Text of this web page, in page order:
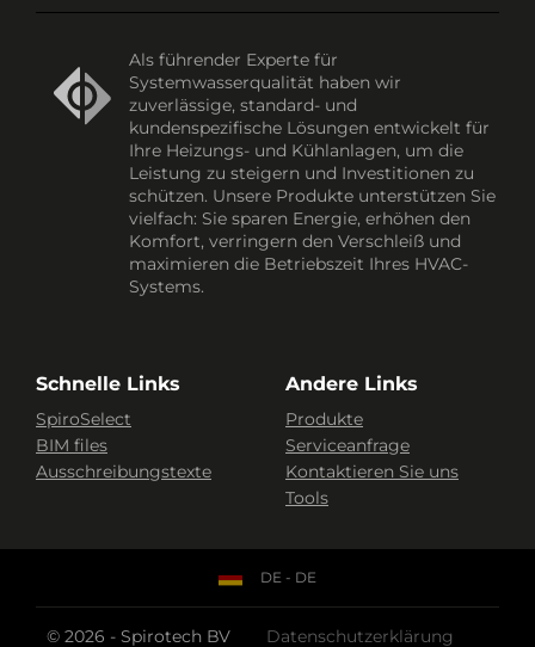
Als führender Experte für
Systemwasserqualität haben wir
zuverlässige, standard- und
kundenspezifische Lösungen entwickelt für
Ihre Heizungs- und Kühlanlagen, um die
Leistung zu steigern und Investitionen zu
schützen. Unsere Produkte unterstützen Sie
vielfach: Sie sparen Energie, erhöhen den
Komfort, verringern den Verschleiß und
maximieren die Betriebszeit Ihres HVAC-
Systems.
Schnelle Links
SpiroSelect
BIM files
Ausschreibungstexte
Andere Links
Produkte
Serviceanfrage
Kontaktieren Sie uns
Tools
© 2026 - Spirotech BV
Datenschutzerklärung
DE - DE